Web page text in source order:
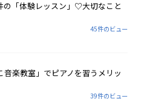
の「体験レッスン」♡大切なこと
45件のビュー
音楽教室」でピアノを習うメリッ
39件のビュー